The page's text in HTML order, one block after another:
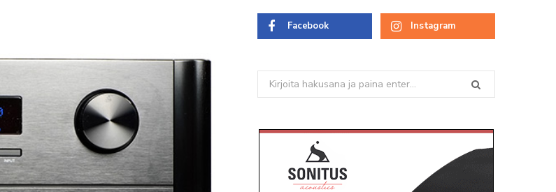
Facebook Instagram
Search
for: